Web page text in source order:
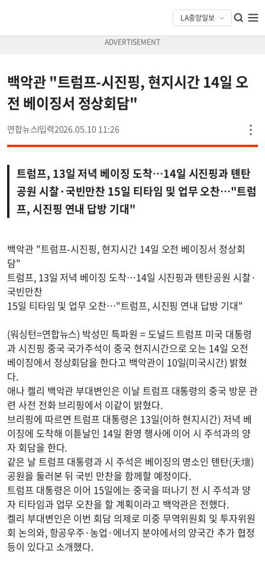
백악관 "트럼프-시진핑, 현지시간 14일 오
전 베이징서 정상회담"
연합뉴스 2026.05.10 11:26
트럼프, 13일 저녁 베이징 도착…14일 시진핑과 톈탄
공원 시찰·국빈만찬 15일 티타임 및 업무 오찬…"트럼
프, 시진핑 연내 답방 기대"
백악관 "트럼프-시진핑, 현지시간 14일 오전 베이징서 정상회
담"
트럼프, 13일 저녁 베이징 도착…14일 시진핑과 톈탄공원 시찰·
국빈만찬
15일 티타임 및 업무 오찬…"트럼프, 시진핑 연내 답방 기대"
(워싱턴=연합뉴스) 박성민 특파원 = 도널드 트럼프 미국 대통령
과 시진핑 중국 국가주석이 중국 현지시간으로 오는 14일 오전
베이징에서 정상회담을 한다고 백악관이 10일(미국시간) 밝혔
다.
애나 켈리 백악관 부대변인은 이날 트럼프 대통령의 중국 방문 관
련 사전 전화 브리핑에서 이같이 밝혔다.
브리핑에 따르면 트럼프 대통령은 13일(이하 현지시간) 저녁 베
이징에 도착해 이튿날인 14일 환영 행사에 이어 시 주석과의 양
자 회담을 한다.
같은 날 트럼프 대통령과 시 주석은 베이징의 명소인 톈탄(天壇)
공원을 둘러본 뒤 국빈 만찬을 함께할 예정이다.
트럼프 대통령은 이어 15일에는 중국을 떠나기 전 시 주석과 양
자 티타임과 업무 오찬을 할 계획이라고 백악관은 전했다.
켈리 부대변인은 이번 회담 의제로 미중 무역위원회 및 투자위원
회 논의와, 항공우주·농업·에너지 분야에서의 양국간 추가 협정
등이 있다고 소개했다.